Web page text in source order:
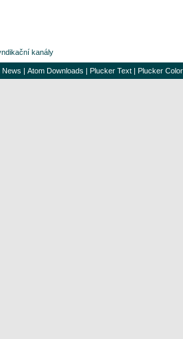
kanály
News | Atom Downloads | Plucker Text | Plucker Color